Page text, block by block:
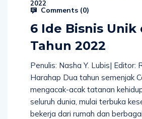
2022
Comments (0)
6 Ide Bisnis Unik
Tahun 2022
Penulis: Nasha Y. Lubis| Editor:
Harahap Dua tahun semenjak
mengacak-acak tatanan
seluruh dunia, mulai terbuka
bekerja dari rumah dan